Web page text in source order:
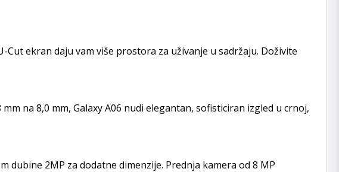
Cut ekran daju vam više prostora za uživanje u sadržaju. Doživite
na 8,0 mm, Galaxy A06 nudi elegantan, sofisticiran izgled u crnoj,
dubine 2MP za dodatne dimenzije. Prednja kamera od 8 MP